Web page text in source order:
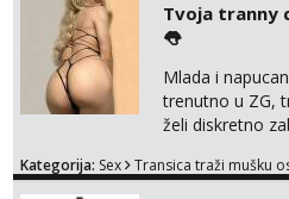
poljupce po
pale,obozavam
kontrolu . javi
me tamo,
Tvoja tranny
👅
Mlada i
trenutno u ZG,
želi diskretno
Jako držin do
Kategorija: Sex Transica traži mušku